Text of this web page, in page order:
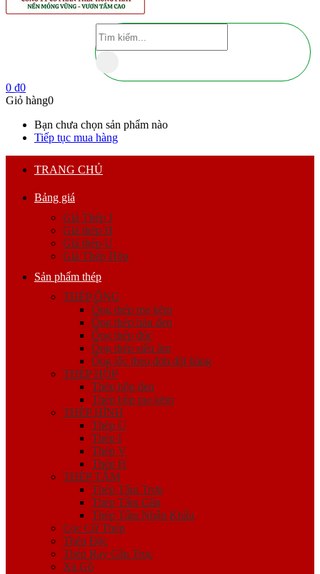
0 ₫0
Giỏ hàng0
Bạn chưa chọn sản phẩm nào
Tiếp tục mua hàng
TRANG CHỦ
Bảng giá
Giá Thép I
Giá thép H
Giá thép U
Giá Thép Hộp
Sản phẩm thép
THÉP ỐNG
Ống thép mạ kẽm
Ống thép hàn đen
Ống thép đúc
Ống thép siêu âm
Ống lốc theo đơn đặt hàng
THÉP HỘP
Thép hộp đen
Thép hộp mạ kẽm
THÉP HÌNH
Thép U
Thép I
Thép V
Thép H
THÉP TẤM
Thép Tấm Trơn
Thép Tấm Gân
Thép Tấm Nhập Khẩu
Cọc Cừ Thép
Thép Đặc
Thép Ray Cầu Trục
Xà Gồ